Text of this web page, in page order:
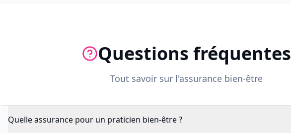
Questions fréquentes
Tout savoir sur l'assurance bien-être
Quelle assurance pour un praticien bien-être ?